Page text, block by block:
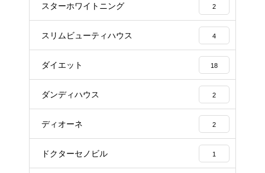
スターホワイトニング 2
スリムビューティハウス 4
ダイエット 18
ダンディハウス 2
ディオーネ 2
ドクターセノビル 1